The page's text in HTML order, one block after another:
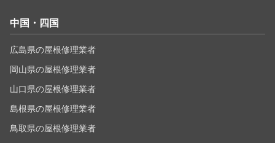
中国・四国
広島県の屋根修理業者
岡山県の屋根修理業者
山口県の屋根修理業者
島根県の屋根修理業者
鳥取県の屋根修理業者